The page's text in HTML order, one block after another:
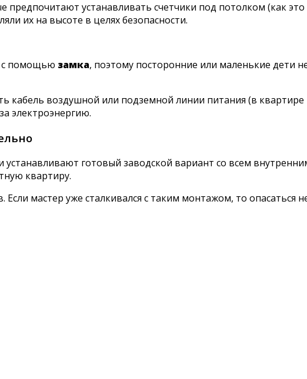
предпочитают устанавливать счетчики под потолком (как
их на высоте в целях безопасности.
с помощью замка, поэтому посторонние или маленькие дети
кабель воздушной или подземной линии питания (в
электроэнергию.
готовый заводской вариант со всем
квартиру.
мастер уже сталкивался с таким монтажом, то опасаться